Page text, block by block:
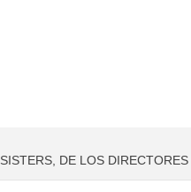
SISTERS, DE LOS